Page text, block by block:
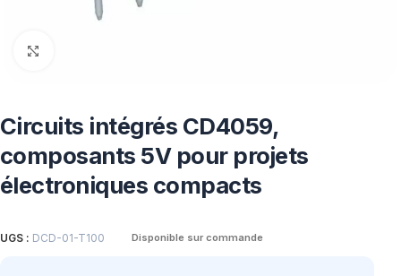
Circuits intégrés CD4059,
composants 5V pour projets
électroniques compacts
UGS : DCD-01-T100 Disponible sur commande